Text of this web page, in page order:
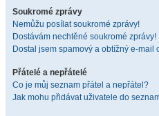
Soukromé zprávy
Nemůžu posílat soukromé zprávy!
Dostávám nechtěné soukromé zprávy!
Dostal jsem spamový a obtížný e-mail
Přátelé a nepřátelé
Co je můj seznam přátel a nepřátel?
Jak mohu přidávat uživatele do